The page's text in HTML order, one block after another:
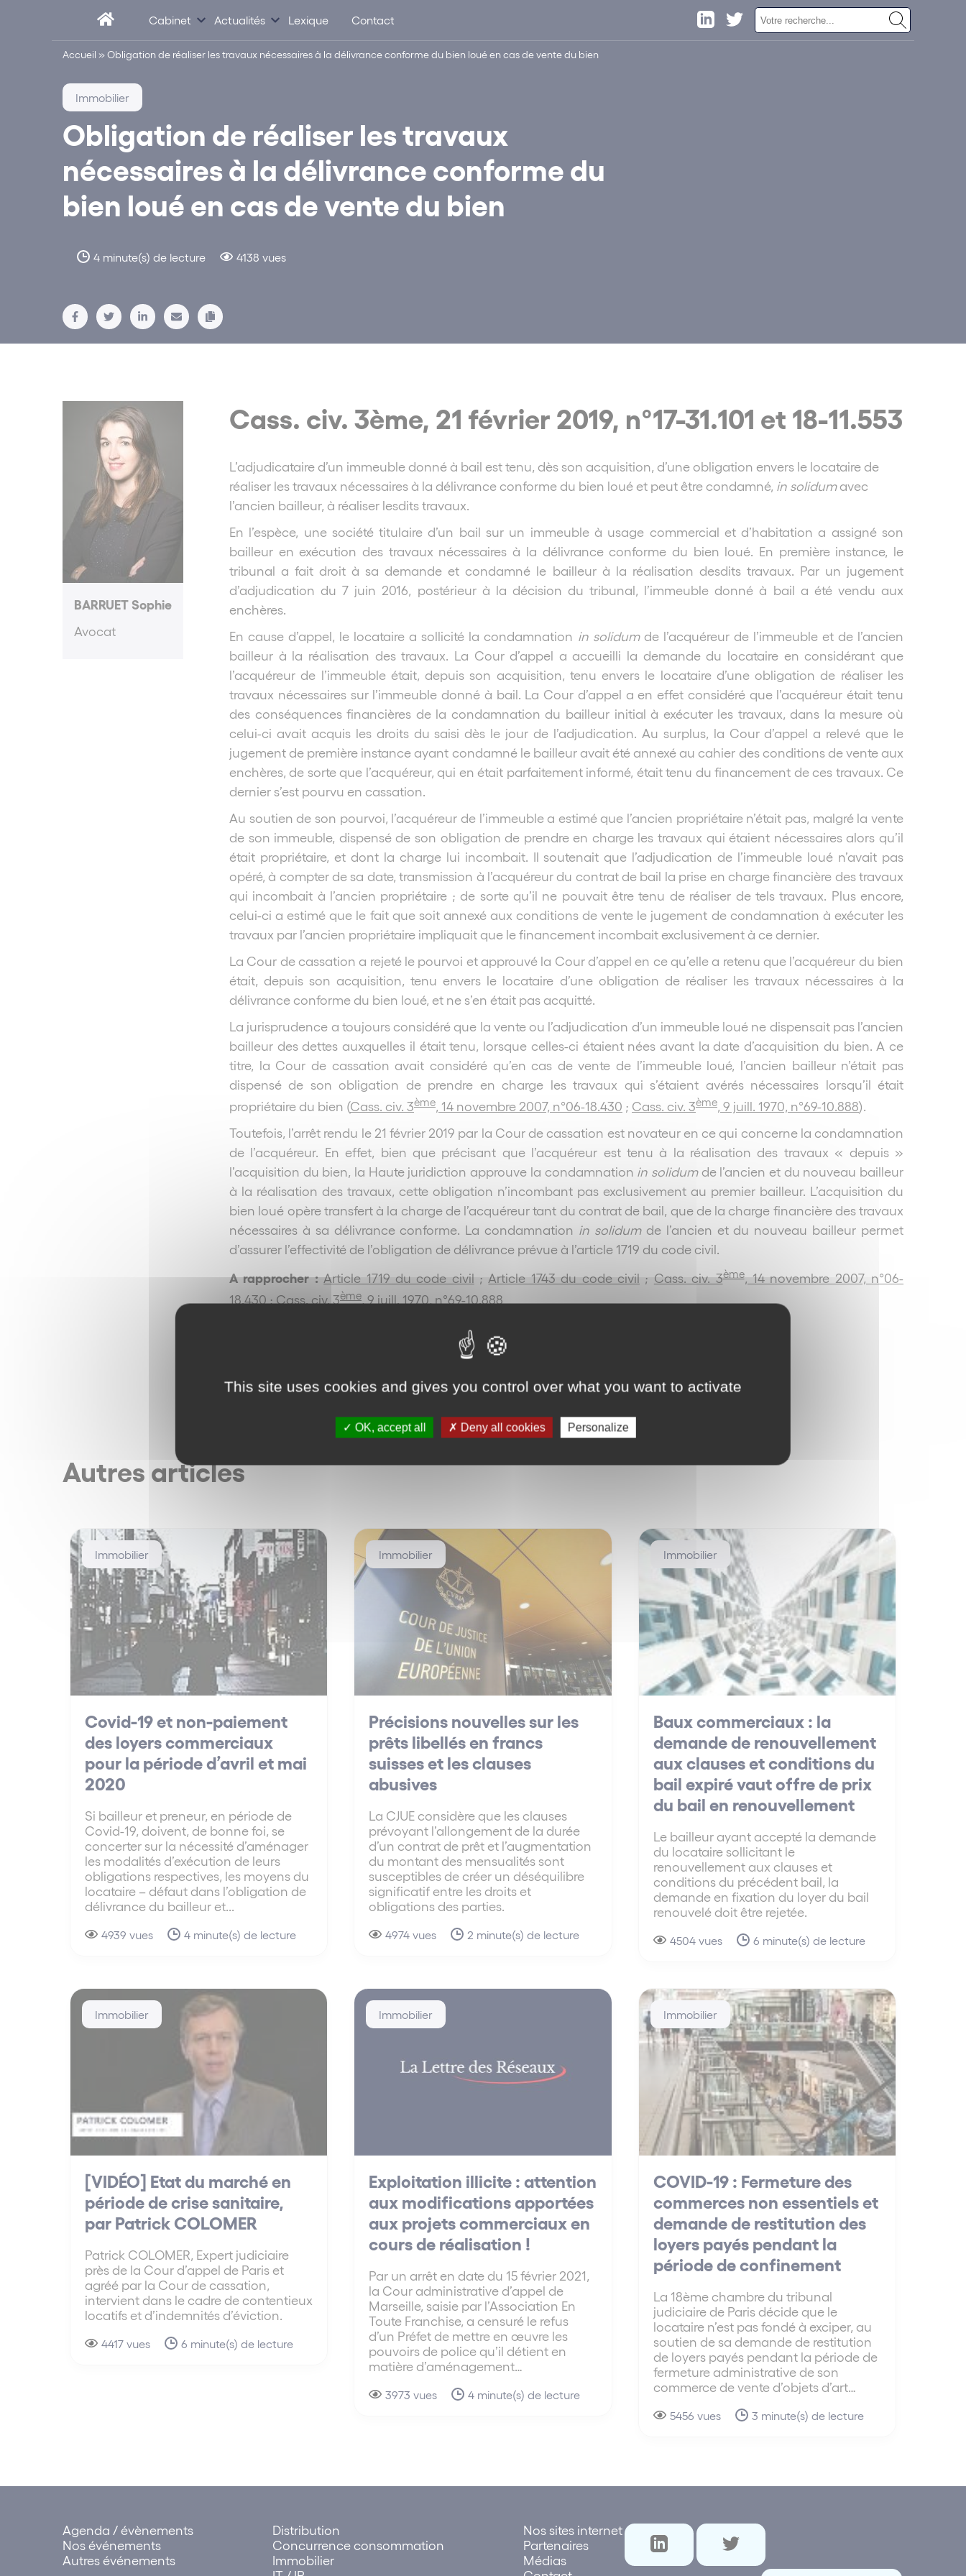
Cabinet Actualités Lexique Contact
Accueil »Obligation de réaliser les travaux nécessaires à la délivrance conforme du bien loué en cas de vente du bien
Obligation de réaliser les travaux
nécessaires à la délivrance conforme du
bien loué en cas de vente du bien
4 minute(s) de lecture 4138 vues
Immobilier
BARRUET Sophie
Avocat
Cass. civ. 3ème, 21 février 2019, n°17-31.101 et 18-11.553
L’adjudicataire d’un immeuble donné à bail est tenu, dès son acquisition, d’une obligation envers le locataire de
réaliser les travaux nécessaires à la délivrance conforme du bien loué et peut être condamné, in solidumavec
l’ancien bailleur, à réaliser lesdits travaux.
En l’espèce, une société titulaire d’un bail sur un immeuble à usage commercial et d’habitation a assigné son
bailleur en exécution des travaux nécessaires à la délivrance conforme du bien loué. En première instance, le
tribunal a fait droit à sa demande et condamné le bailleur à la réalisation desdits travaux. Par un jugement
d’adjudication du 7 juin 2016, postérieur à la décision du tribunal, l’immeuble donné à bail a été vendu aux
enchères.
En cause d’appel, le locataire a sollicité la condamnation in solidumde l’acquéreur de l’immeuble et de l’ancien
bailleur à la réalisation des travaux. La Cour d’appel a accueilli la demande du locataire en considérant que
l’acquéreur de l’immeuble était, depuis son acquisition, tenu envers le locataire d’une obligation de réaliser les
travaux nécessaires sur l’immeuble donné à bail. La Cour d’appel a en effet considéré que l’acquéreur était tenu
des conséquences financières de la condamnation du bailleur initial à exécuter les travaux, dans la mesure où
celui-ci avait acquis les droits du saisi dès le jour de l’adjudication. Au surplus, la Cour d’appel a relevé que le
jugement de première instance ayant condamné le bailleur avait été annexé au cahier des conditions de vente aux
enchères, de sorte que l’acquéreur, qui en était parfaitement informé, était tenu du financement de ces travaux. Ce
dernier s’est pourvu en cassation.
Au soutien de son pourvoi, l’acquéreur de l’immeuble a estimé que l’ancien propriétaire n’était pas, malgré la vente
de son immeuble, dispensé de son obligation de prendre en charge les travaux qui étaient nécessaires alors qu’il
était propriétaire, et dont la charge lui incombait. Il soutenait que l’adjudication de l’immeuble loué n’avait pas
opéré, à compter de sa date, transmission à l’acquéreur du contrat de bail la prise en charge financière des travaux
qui incombait à l’ancien propriétaire ; de sorte qu’il ne pouvait être tenu de réaliser de tels travaux. Plus encore,
celui-ci a estimé que le fait que soit annexé aux conditions de vente le jugement de condamnation à exécuter les
travaux par l’ancien propriétaire impliquait que le financement incombait exclusivement à ce dernier.
La Cour de cassation a rejeté le pourvoi et approuvé la Cour d’appel en ce qu’elle a retenu que l’acquéreur du bien
était, depuis son acquisition, tenu envers le locataire d’une obligation de réaliser les travaux nécessaires à la
délivrance conforme du bien loué, et ne s’en était pas acquitté.
La jurisprudence a toujours considéré que la vente ou l’adjudication d’un immeuble loué ne dispensait pas l’ancien
bailleur des dettes auxquelles il était tenu, lorsque celles-ci étaient nées avant la date d’acquisition du bien. A ce
titre, la Cour de cassation avait considéré qu’en cas de vente de l’immeuble loué, l’ancien bailleur n’était pas
dispensé de son obligation de prendre en charge les travaux qui s’étaient avérés nécessaires lorsqu’il était
propriétaire du bien (Cass. civ. 3ème , 14 novembre 2007, n°06-18.430 ; Cass. civ. 3ème , 9 juill. 1970, n°69-10.888).
Toutefois, l’arrêt rendu le 21 février 2019 par la Cour de cassation est novateur en ce qui concerne la condamnation
de l’acquéreur. En effet, bien que précisant que l’acquéreur est tenu à la réalisation des travaux « depuis »
l’acquisition du bien, la Haute juridiction approuve la condamnation in solidumde l’ancien et du nouveau bailleur
à la réalisation des travaux, cette obligation n’incombant pas exclusivement au premier bailleur. L’acquisition du
bien loué opère transfert à la charge de l’acquéreur tant du contrat de bail, que de la charge financière des travaux
nécessaires à sa délivrance conforme. La condamnation in solidumde l’ancien et du nouveau bailleur permet
d’assurer l’effectivité de l’obligation de délivrance prévue à l’article 1719 du code civil.
A rapprocher : Article 1719 du code civil ; Article 1743 du code civil ; Cass. civ. 3ème, 14 novembre 2007, n°06-
18.430 ; Cass. civ. 3ème , 9 juill. 1970, n°69-10.888
Autres articles
Immobilier
Covid-19 et non-paiement
des loyers commerciaux
pour la période d’avril et mai
2020
Si bailleur et preneur, en période de
Covid-19, doivent, de bonne foi, se
concerter sur la nécessité d’aménager
les modalités d’exécution de leurs
obligations respectives, les moyens du
locataire – défaut dans l’obligation de
délivrance du bailleur et...
4939 vues 4 minute(s) de lecture
Immobilier
Précisions nouvelles sur les
prêts libellés en francs
suisses et les clauses
abusives
La CJUE considère que les clauses
prévoyant l’allongement de la durée
d’un contrat de prêt et l’augmentation
du montant des mensualités sont
susceptibles de créer un déséquilibre
significatif entre les droits et
obligations des parties.
4974 vues 2 minute(s) de lecture
Immobilier
Baux commerciaux : la
demande de renouvellement
aux clauses et conditions du
bail expiré vaut offre de prix
du bail en renouvellement
Le bailleur ayant accepté la demande
du locataire sollicitant le
renouvellement aux clauses et
conditions du précédent bail, la
demande en fixation du loyer du bail
renouvelé doit être rejetée.
4504 vues 6 minute(s) de lecture
Immobilier
[VIDÉO] Etat du marché en
période de crise sanitaire,
par Patrick COLOMER
Patrick COLOMER, Expert judiciaire
près de la Cour d’appel de Paris et
agréé par la Cour de cassation,
intervient dans le cadre de contentieux
locatifs et d’indemnités d’éviction.
4417 vues 6 minute(s) de lecture
Immobilier
Exploitation illicite : attention
aux modifications apportées
aux projets commerciaux en
cours de réalisation !
Par un arrêt en date du 15 février 2021,
la Cour administrative d’appel de
Marseille, saisie par l’Association En
Toute Franchise, a censuré le refus
d’un Préfet de mettre en œuvre les
pouvoirs de police qu’il détient en
matière d’aménagement…
3973 vues 4 minute(s) de lecture
Immobilier
COVID-19 : Fermeture des
commerces non essentiels et
demande de restitution des
loyers payés pendant la
période de confinement
La 18ème chambre du tribunal
judiciaire de Paris décide que le
locataire n’est pas fondé à exciper, au
soutien de sa demande de restitution
de loyers payés pendant la période de
fermeture administrative de son
commerce de vente d’objets d’art…
5456 vues 3 minute(s) de lecture
Agenda / évènements
Nos événements
Autres événements
Distribution
Concurrence consommation
Immobilier
Nos sites internet
Partenaires
Médias
This site uses cookies and gives you control over what you want to activate
OK, accept all Deny all cookies Personalize